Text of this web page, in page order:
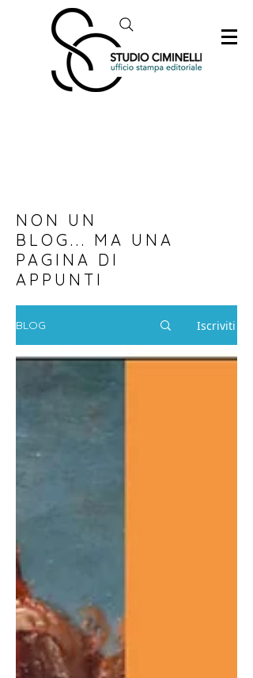
NON UN
BLOG... MA UNA
PAGINA DI
APPUNTI
BLOG Iscriviti